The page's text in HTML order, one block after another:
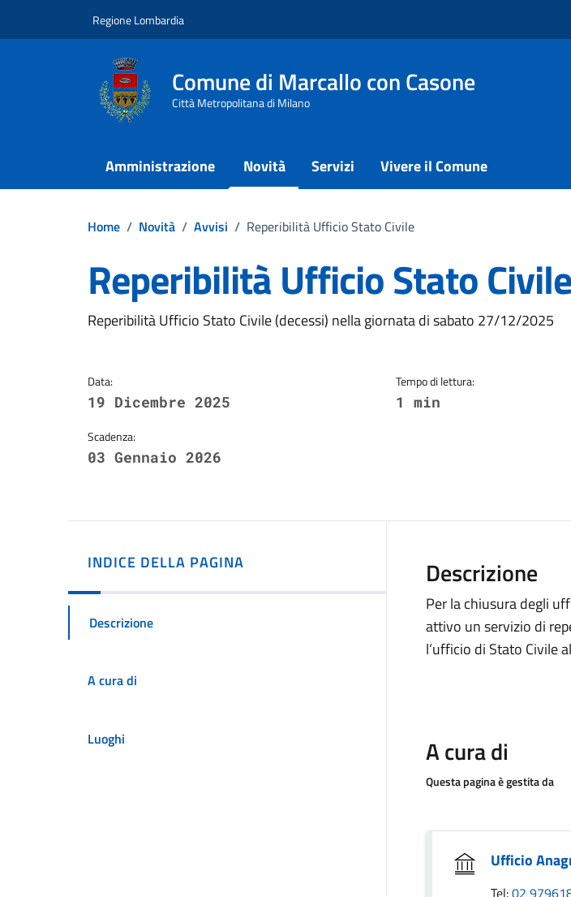
Regione Lombardia
Comune di Marcallo con Casone
Città Metropolitana di Milano
Amministrazione Novità Servizi Vivere il Comune
Home / Novità / Avvisi / Reperibilità Ufficio Stato Civile
Reperibilità Ufficio Stato Civile
Dettagli della notizia
Reperibilità Ufficio Stato Civile (decessi) nella giornata di sabato 27/12/2025
Data:
19 Dicembre 2025
Scadenza:
03 Gennaio 2026
Tempo di lettura:
1 min
INDICE DELLA PAGINA
Descrizione
A cura di
Luoghi
Descrizione
Per la chiusura degli
attivo un servizio di
l’ufficio di Stato Civile
A cura di
Questa pagina è gestita da
Ufficio
Tel:02